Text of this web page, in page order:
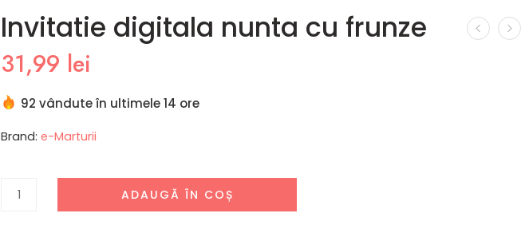
Invitatie digitala nunta cu frunze
31,99 lei
92 vândute în ultimele 14 ore
Brand: e-Marturii
ADAUGĂ ÎN COȘ